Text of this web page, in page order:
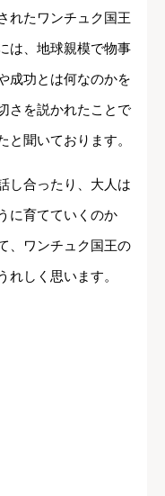
れたワンチュク国王
は、地球親模で物事
成功とは何なのかを
さを説かれたことで
聞いております。
し合ったり、大人は
に育てていくのか
、ワンチュク国王の
れしく思います。